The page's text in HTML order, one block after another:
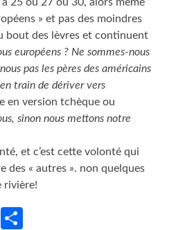
» et pas des moindres
bout des lèvres et continuent
européens ? Ne sommes-nous
pas les pères des américains
train de dériver vers
en version tchèque ou
sinon nous mettons notre
et c’est cette volonté qui
des « autres ». non quelques
rivière!
LinkedIn